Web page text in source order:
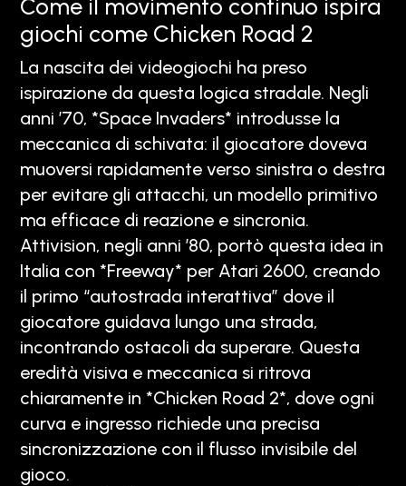
Come il movimento continuo ispira
giochi come Chicken Road 2
La nascita dei videogiochi ha preso
ispirazione da questa logica stradale. Negli
anni ’70, *Space Invaders* introdusse la
meccanica di schivata: il giocatore doveva
muoversi rapidamente verso sinistra o destra
per evitare gli attacchi, un modello primitivo
ma efficace di reazione e sincronia.
Attivision, negli anni ’80, portò questa idea in
Italia con *Freeway* per Atari 2600, creando
il primo “autostrada interattiva” dove il
giocatore guidava lungo una strada,
incontrando ostacoli da superare. Questa
eredità visiva e meccanica si ritrova
chiaramente in *Chicken Road 2*, dove ogni
curva e ingresso richiede una precisa
sincronizzazione con il flusso invisibile del
gioco.